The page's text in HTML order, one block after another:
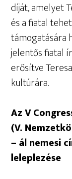
díját, amelyet
és a fiatal
támogatására
jelentős fiatal
erősítve
kultúrára.
Az V
(V.
– ál nemesi
leleplezése